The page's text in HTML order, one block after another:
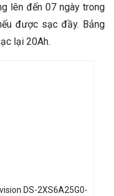
lên đến 07 ngày trong
được sạc đầy. Bảng
lại 20Ah.
DS-2XS6A25G0-